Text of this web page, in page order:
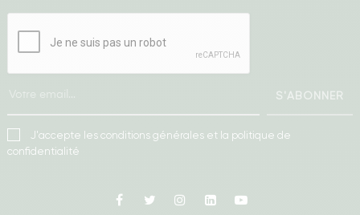
S'ABONNER
J'accepte les conditions générales et la politique de
confidentialité
Facebook
Twitter InstagramLinkedin